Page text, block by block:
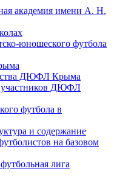
академия имени А. Н.
юношеского футбола
ДЮФЛ Крыма
ДЮФЛ
футбола в
и содержание
на базовом
лига